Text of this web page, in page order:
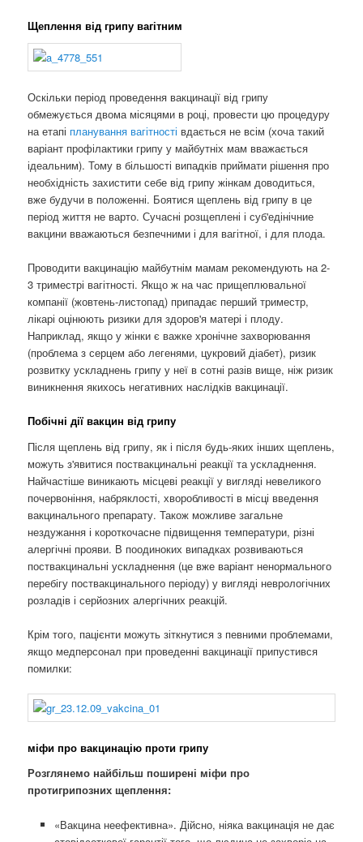
Щеплення від грипу вагітним
Оскільки період проведення вакцинації від грипу
обмежується двома місяцями в році, провести цю процедуру
на етапі планування вагітності вдається не всім (хоча такий
варіант профілактики грипу у майбутніх мам вважається
ідеальним). Тому в більшості випадків приймати рішення про
необхідність захистити себе від грипу жінкам доводиться,
вже будучи в положенні. Боятися щеплень від грипу в це
період життя не варто. Сучасні розщеплені і суб'едінічние
вакцини вважаються безпечними і для вагітної, і для плода.
Проводити вакцинацію майбутнім мамам рекомендують на 2-
3 триместрі вагітності. Якщо ж на час прищеплювальної
компанії (жовтень-листопад) припадає перший триместр,
лікарі оцінюють ризики для здоров'я матері і плоду.
Наприклад, якщо у жінки є важке хронічне захворювання
(проблема з серцем або легенями, цукровий діабет), ризик
розвитку ускладнень грипу у неї в сотні разів вище, ніж ризик
виникнення якихось негативних наслідків вакцинації.
Побічні дії вакцин від грипу
Після щеплень від грипу, як і після будь-яких інших щеплень,
можуть з'явитися поствакцинальні реакції та ускладнення.
Найчастіше виникають місцеві реакції у вигляді невеликого
почервоніння, набряклості, хворобливості в місці введення
вакцинального препарату. Також можливе загальне
нездужання і короткочасне підвищення температури, різні
алергічні прояви. В поодиноких випадках розвиваються
поствакцинальні ускладнення (це вже варіант ненормального
перебігу поствакцинального періоду) у вигляді неврологічних
розладів і серйозних алергічних реакцій.
Крім того, пацієнти можуть зіткнутися з певними проблемами,
якщо медперсонал при проведенні вакцинації припустився
помилки:
міфи про вакцинацію проти грипу
Розглянемо найбільш поширені міфи про
протигрипозних щеплення:
«Вакцина неефективна». Дійсно, ніяка вакцинація не дає